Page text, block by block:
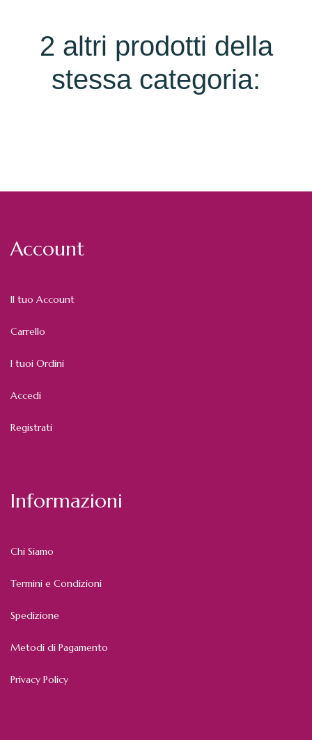
2 altri prodotti della
stessa categoria:
Account
Il tuo Account
Carrello
I tuoi Ordini
Accedi
Registrati
Informazioni
Chi Siamo
Termini e Condizioni
Spedizione
Metodi di Pagamento
Privacy Policy